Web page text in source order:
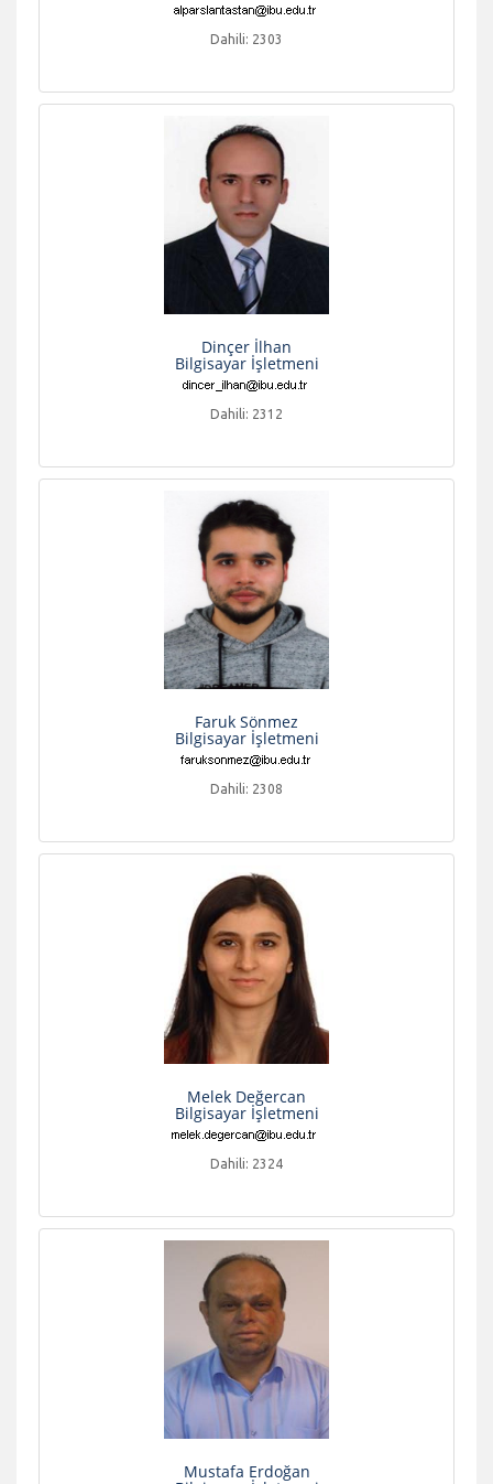
Dahili: 2303
Dinçer İlhan
Bilgisayar İşletmeni
Dahili: 2312
Faruk Sönmez
Bilgisayar İşletmeni
Dahili: 2308
Melek Değercan
Bilgisayar İşletmeni
Dahili: 2324
Mustafa Erdoğan